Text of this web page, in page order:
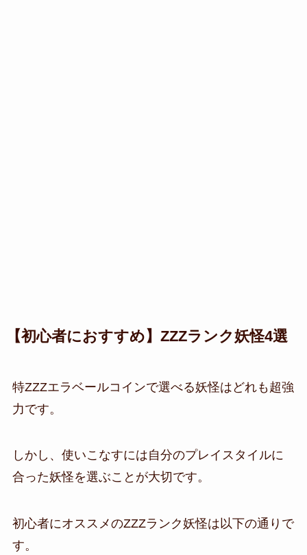
【初心者におすすめ】 ZZZランク妖怪4選
特ZZZエラベールコインで選べる妖怪はどれも超強
力です。
しかし、使いこなすには自分のプレイスタイルに
合った妖怪を選ぶことが大切です。
初心者にオススメのZZZランク妖怪は以下の通りで
す。